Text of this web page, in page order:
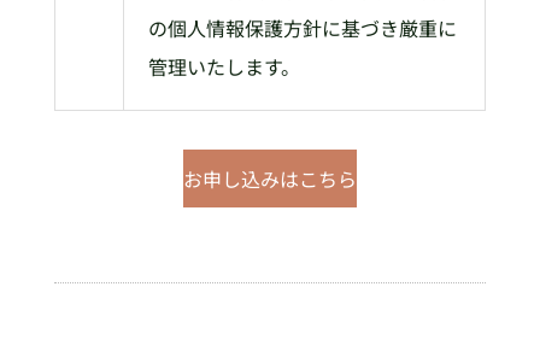
の個人情報保護方針に基づき厳重に
管理いたします。
お申し込みはこちら